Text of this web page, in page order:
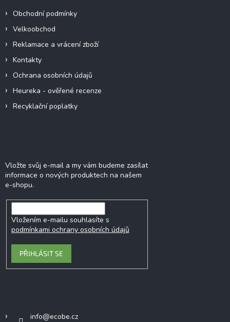
Obchodní podmínky
Velkoobchod
Reklamace a vrácení zboží
Kontakty
Ochrana osobních údajů
Heureka - ověřené recenze
Recyklační poplatky
Vložte svůj e-mail a my vám budeme zasílat
informace o nových produktech na našem
e-shopu.
Vložením e-mailu souhlasíte s
podmínkami ochrany osobních údajů
PŘIHLÁSIT SE
info@ecobe.cz